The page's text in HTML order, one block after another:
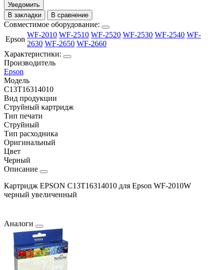
Уведомить
В закладки
В сравнение
Совместимое оборудование:
Epson
WF-2010 WF-2510 WF-2520 WF-2530 WF-2540 WF-
2630 WF-2650 WF-2660
Характеристики:
Производитель
Epson
Модель
C13T16314010
Вид продукции
Струйный картридж
Тип печати
Струйный
Тип расходника
Оригинальный
Цвет
Черный
Описание
Картридж EPSON C13T16314010 для Epson WF-2010W
черный увеличенный
Аналоги